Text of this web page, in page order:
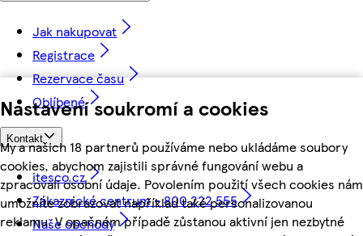
Nastavení soukromí a cookies
My a našich 18 partnerů používáme nebo ukládáme soubory
cookies, abychom zajistili správné fungování webu a
zpracovali osobní údaje. Povolením použití všech cookies nám
umožníte zobrazovat například také personalizovanou
reklamu. V opačném případě zůstanou aktivní jen nezbytné
Jak nakupovat
Registrace
Rezervace času
Oblíbené
Kontakt
itesco.cz
Zákaznické centrum - 800 222 555
Naše obchody